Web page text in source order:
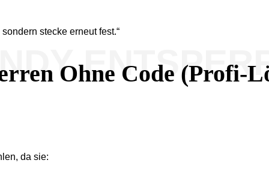
stecke erneut fest.“
Ohne Code (Profi-
da sie: